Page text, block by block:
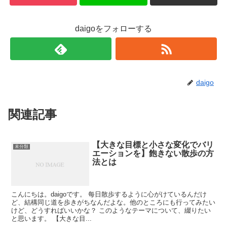
daigoをフォローする
daigo
関連記事
未分類
【大きな目標と小さな変化でバリ
エーションを】飽きない散歩の方
法とは
こんにちは。daigoです。 每日散歩するように心がけているんだけ
ど、結構同じ道を歩きがちなんだよな。他のところにも行ってみたい
けど、どうすればいいかな？ このようなテーマについて、綴りたい
と思います。 【大きな目...